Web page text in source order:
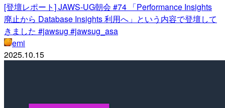
[登壇レポート] JAWS-UG朝会 #74 「Performance Insights
廃止から Database Insights 利用へ」という内容で登壇して
きました #jawsug #jawsug_asa
emi
2025.10.15